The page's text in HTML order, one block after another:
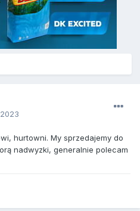
hurtowni. My sprzedajemy do
nadwyzki, generalnie polecam